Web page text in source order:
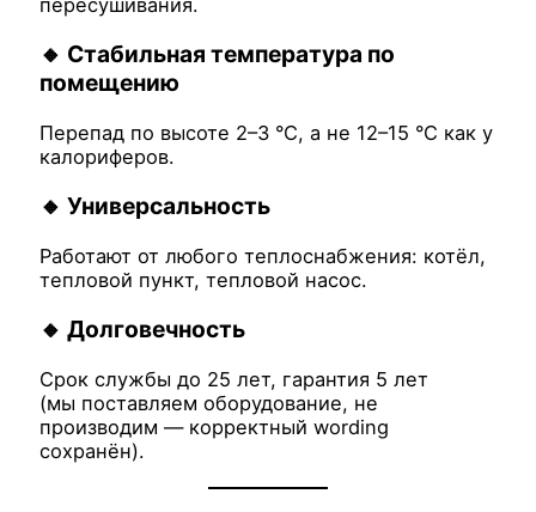
🔸 Стабильная температура по
помещению
Перепад по высоте 2–3 °C, а не 12–15 °C как у
калориферов.
🔸 Универсальность
Работают от любого теплоснабжения: котёл,
тепловой пункт, тепловой насос.
🔸 Долговечность
Срок службы до 25 лет, гарантия 5 лет
(мы поставляем оборудование, не
производим — корректный wording
сохранён).